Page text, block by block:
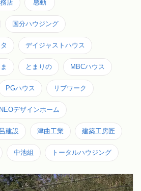
店 感動
国分ハウジング
デイジャストハウス
とまりの MBCハウス
PGハウス リブワーク
NEOデザインホーム
建設 津曲工業 建築工房匠
中池組 トータルハウジング